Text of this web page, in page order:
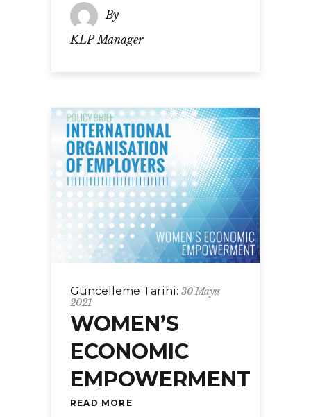
By
KLP Manager
Güncelleme Tarihi: 30 Mayıs
2021
WOMEN’S
ECONOMIC
EMPOWERMENT
READ MORE